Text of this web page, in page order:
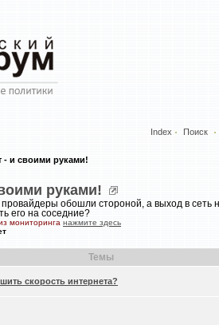
Index Поиск
- и своими руками!
руками!
обошли стороной, а выход в сеть
его на соседние?
мониторинга нажмите здесь
Темы
скорость интернета?